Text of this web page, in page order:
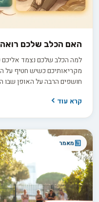
האם הכלב שלכם רואה
למה הכלב שלכם נצמד
מקריאותיכם כשיש חטיף על
חושפים הרבה על האופן
אינה תואמת את ההבנה
להבין למה הוא מתנהג כפי
קרא עוד
מאמר